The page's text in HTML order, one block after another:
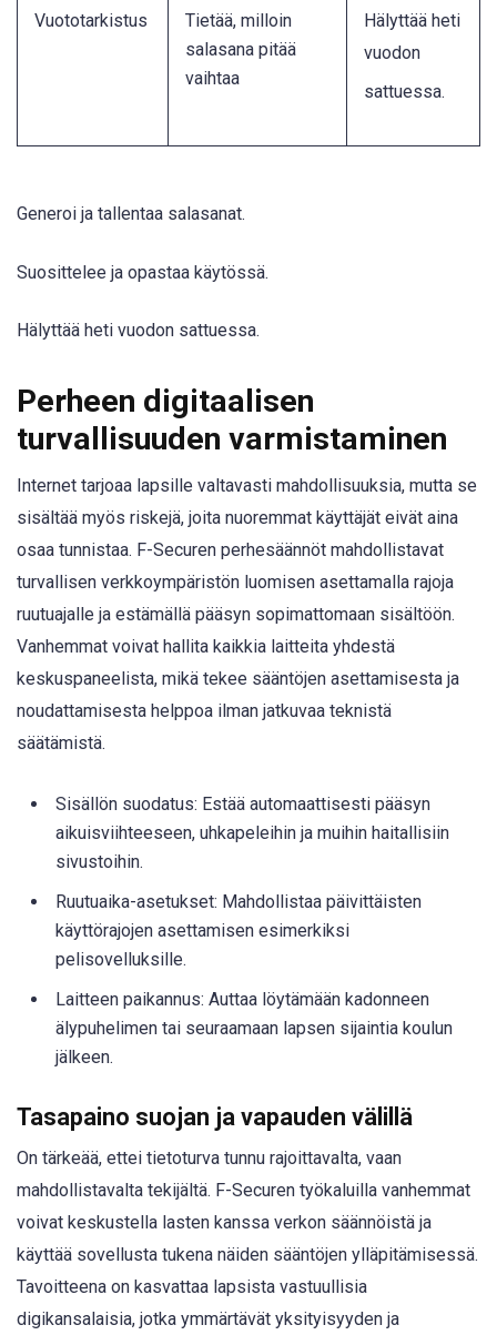
Vuototarkistus
Tietää, milloin
salasana pitää
vaihtaa
Hälyttää heti
vuodon
sattuessa.
Generoi ja tallentaa salasanat.
Suosittelee ja opastaa käytössä.
Hälyttää heti vuodon sattuessa.
Perheen digitaalisen
turvallisuuden varmistaminen
Internet tarjoaa lapsille valtavasti mahdollisuuksia, mutta se
sisältää myös riskejä, joita nuoremmat käyttäjät eivät aina
osaa tunnistaa. F-Securen perhesäännöt mahdollistavat
turvallisen verkkoympäristön luomisen asettamalla rajoja
ruutuajalle ja estämällä pääsyn sopimattomaan sisältöön.
Vanhemmat voivat hallita kaikkia laitteita yhdestä
keskuspaneelista, mikä tekee sääntöjen asettamisesta ja
noudattamisesta helppoa ilman jatkuvaa teknistä
säätämistä.
Sisällön suodatus: Estää automaattisesti pääsyn
aikuisviihteeseen, uhkapeleihin ja muihin haitallisiin
sivustoihin.
Ruutuaika-asetukset: Mahdollistaa päivittäisten
käyttörajojen asettamisen esimerkiksi
pelisovelluksille.
Laitteen paikannus: Auttaa löytämään kadonneen
älypuhelimen tai seuraamaan lapsen sijaintia koulun
jälkeen.
Tasapaino suojan ja vapauden välillä
On tärkeää, ettei tietoturva tunnu rajoittavalta, vaan
mahdollistavalta tekijältä. F-Securen työkaluilla vanhemmat
voivat keskustella lasten kanssa verkon säännöistä ja
käyttää sovellusta tukena näiden sääntöjen ylläpitämisessä.
Tavoitteena on kasvattaa lapsista vastuullisia
digikansalaisia, jotka ymmärtävät yksityisyyden ja